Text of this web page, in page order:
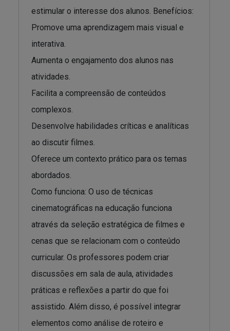
estimular o interesse dos alunos. Benefícios:
Promove uma aprendizagem mais visual e
interativa.
Aumenta o engajamento dos alunos nas
atividades.
Facilita a compreensão de conteúdos
complexos.
Desenvolve habilidades críticas e analíticas
ao discutir filmes.
Oferece um contexto prático para os temas
abordados.
Como funciona: O uso de técnicas
cinematográficas na educação funciona
através da seleção estratégica de filmes e
cenas que se relacionam com o conteúdo
curricular. Os professores podem criar
discussões em sala de aula, atividades
práticas e reflexões a partir do que foi
assistido. Além disso, é possível integrar
elementos como análise de roteiro e